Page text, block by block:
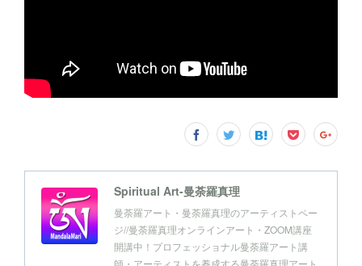
Spiritual Art-曼荼羅真理
曼荼羅アート・曼荼羅真理のアーティストペー
ジ//曼荼羅真理オンラインアート・ZOOM講座
開講中！プロフェッショナル曼荼羅アート講
師・アーティストを養成する曼荼羅真理アート